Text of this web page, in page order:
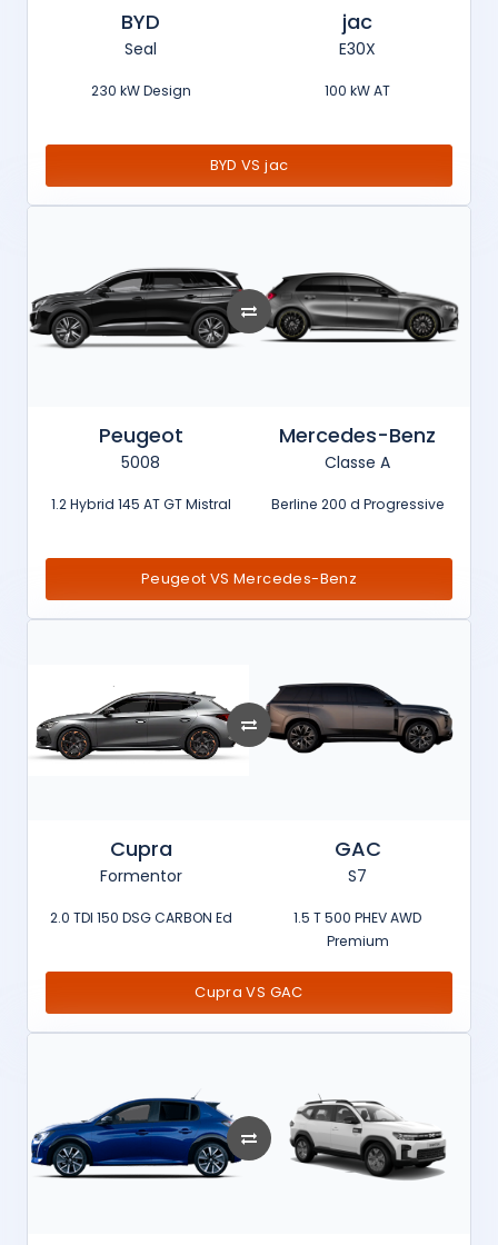
BYD
Seal
230 kW Design
jac
E30X
100 kW AT
BYD VS jac
Peugeot
5008
1.2 Hybrid 145 AT GT Mistral
Mercedes-Benz
Classe A
Berline 200 d Progressive
Peugeot VS Mercedes-Benz
Cupra
Formentor
2.0 TDI 150 DSG CARBON Ed
GAC
S7
1.5 T 500 PHEV AWD
Premium
Cupra VS GAC